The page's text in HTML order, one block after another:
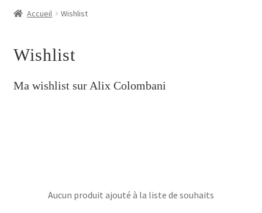
Accueil Wishlist
Wishlist
Ma wishlist sur Alix Colombani
Aucun produit ajouté à la liste de souhaits